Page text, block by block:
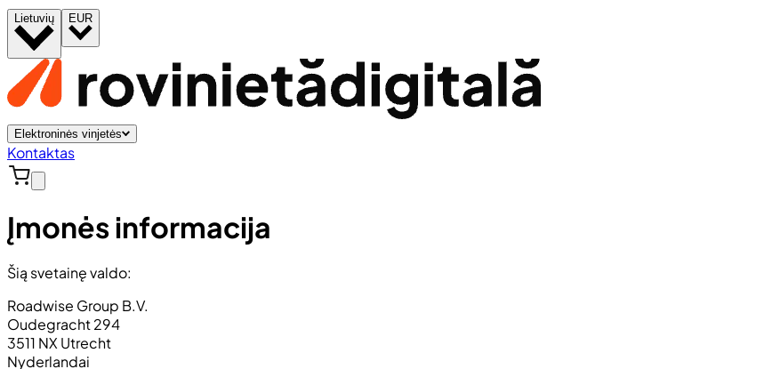
Lietuvių EUR
Elektroninės vinjetės
Kontaktas
Įmonės informacija
Šią svetainę valdo:
Roadwise Group B.V.
Oudegracht 294
3511 NX Utrecht
Nyderlandai